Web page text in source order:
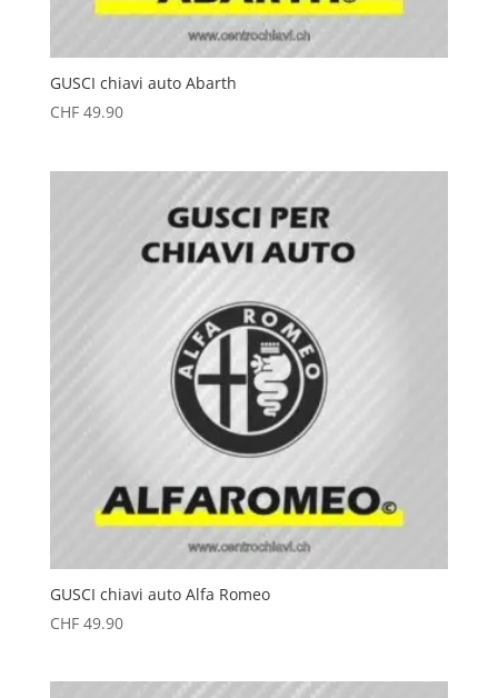
GUSCI chiavi auto Abarth
CHF49.90
GUSCI chiavi auto Alfa Romeo
CHF49.90